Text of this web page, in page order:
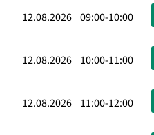
12.08.2026 09:00-10:00
12.08.2026 10:00-11:00
12.08.2026 11:00-12:00